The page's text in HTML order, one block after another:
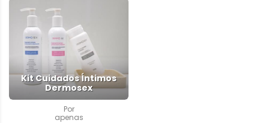
Kit Cuidados Íntimos
Dermosex
Por
apenas